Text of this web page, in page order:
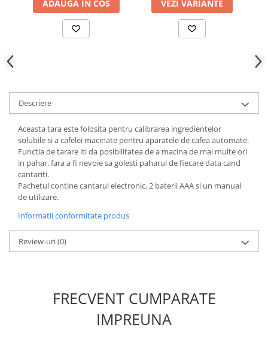
ADAUGA IN COS VEZI VARIANTE
Descriere
Aceasta tara este folosita pentru calibrarea ingredientelor
solubile si a cafelei macinate pentru aparatele de cafea automate.
Functia de tarare iti da posibilitatea de a macina de mai multe ori
in pahar, fara a fi nevoie sa golesti paharul de fiecare data cand
cantariti.
Pachetul contine cantarul electronic, 2 baterii AAA si un manual
de utilizare.
Informatii conformitate produs
Review-uri(0)
FRECVENT CUMPARATE
IMPREUNA